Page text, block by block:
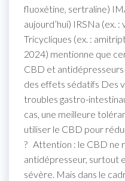
fluoxétine, sertraline)
aujourd’hui) IRSNa (ex.
Tricycliques (ex. :
2024) mentionne que
CBD et antidépresseurs
des effets sédatifs Des
troubles gastro-
cas, une meilleure
utiliser le CBD pour
? Attention : le CBD ne
antidépresseur, surtout
sévère. Mais dans le